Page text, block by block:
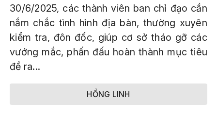
30/6/2025, các thành viên ban chỉ đạo cần
nắm chắc tình hình địa bàn, thường xuyên
kiểm tra, đôn đốc, giúp cơ sở tháo gỡ các
vướng mắc, phấn đấu hoàn thành mục tiêu
đề ra...
HỒNG LINH